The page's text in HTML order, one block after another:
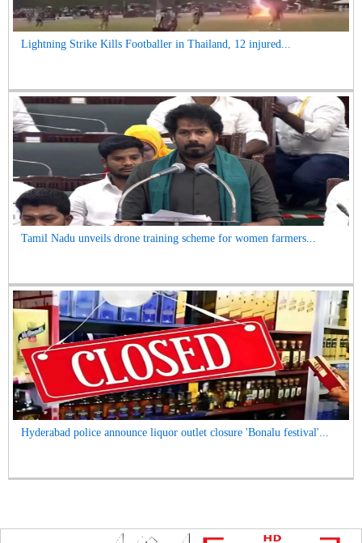
Lightning Strike Kills Footballer in Thailand, 12 injured...
Tamil Nadu unveils drone training scheme for women farmers...
Hyderabad police announce liquor outlet closure 'Bonalu festival'...